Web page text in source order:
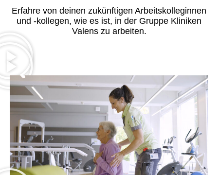
Erfahre von deinen zukünftigen Arbeitskolleginnen
und -kollegen, wie es ist, in der Gruppe Kliniken
Valens zu arbeiten.